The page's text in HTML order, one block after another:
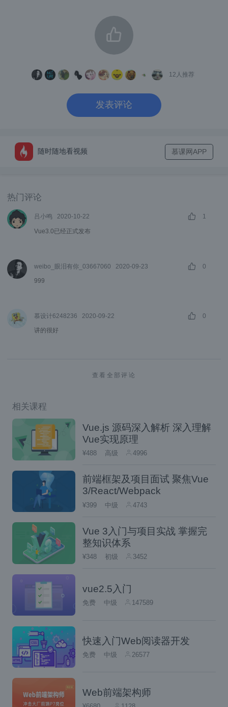
针对上面的代码，Vue3中首先会区分出{{cou
nt}}这部分动态的节点，在进行diff时，只针对
能，具体这部分逻辑可以参考源码。
次触发都要重新生成全新的function去更新。
在Vue3中，提供了事件缓存对象cacheHandl
自动生成一个内联函数，将其变成一个静态节
点，这样当事件再次触发时，就无需重新创建
函数直接调用缓存的事件回调方法即可。
import
export
),
]))
}
关闭cacheHandlers：
import createVNode as
const _hoisted_1 = { id
export function render(_ctx,
return
_openBlock
_createVNode( "button"
_createVNode
]))
基于Proxy的响应式对象
Proxy API 对应的 Proxy 对象是
自定义行为（如属性查找、赋值、枚举、函数
12 人推荐
发表评论
随时随地看视频 慕课网APP
热门评论
吕小鸣 2020-10-22 1
Vue3.0已经正式发布
weibo_眼泪有你_03667060 2020-09-23 0
999
慕设计6248236 2020-09-22 0
讲的很好
查看全部评论
相关课程
Vue.js 源码深入解析 深入理解
Vue实现原理
¥488 高级 4996
前端框架及项目面试 聚焦Vue
3/React/Webpack
¥399 中级 4743
Vue 3入门与项目实战 掌握完
整知识体系
¥348 初级 3452
vue2.5入门
免费 中级 147589
快速入门Web阅读器开发
免费 中级 26577
Web前端架构师